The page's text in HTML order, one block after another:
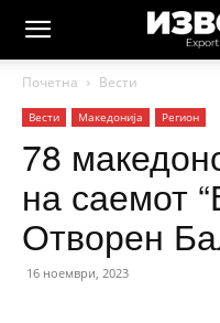
Почетна Вести
Вести Македонија Регион
78
на саемот
Отворен
16 ноември, 2023